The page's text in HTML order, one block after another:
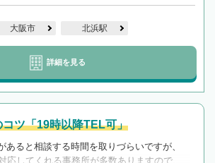
大阪市 北浜駅
詳細を見る
ツ「19時以降TEL可」
あると相談する時間を取りづらいですが、
応してくれる事務所が多数ありますので、